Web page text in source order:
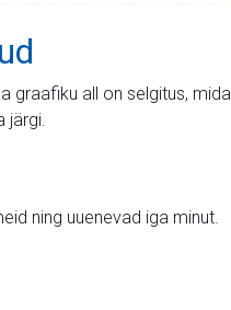
graafiku all on selgitus,
järgi.
ning uuenevad iga minut.